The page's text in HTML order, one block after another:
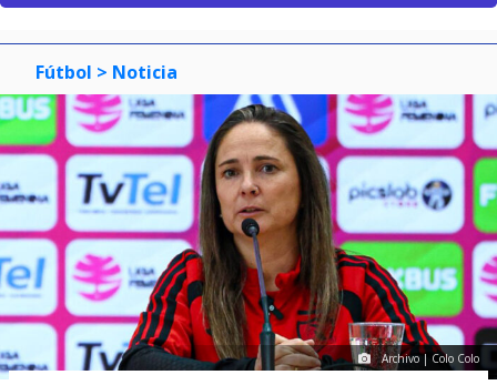
Fútbol > Noticia
Archivo | Colo Colo